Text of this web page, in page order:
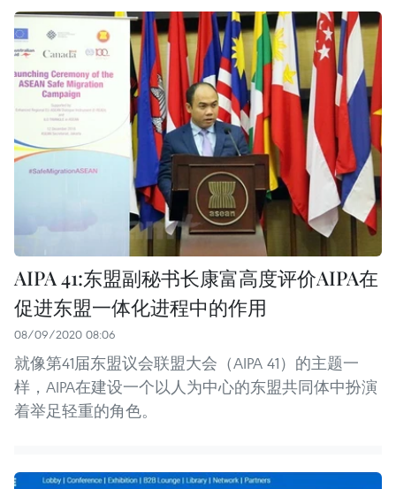
AIPA 41:东盟副秘书长康富高度评价AIPA在
促进东盟一体化进程中的作用
08/09/2020 08:06
就像第41届东盟议会联盟大会（AIPA 41）的主题一
样，AIPA在建设一个以人为中心的东盟共同体中扮演
着举足轻重的角色。